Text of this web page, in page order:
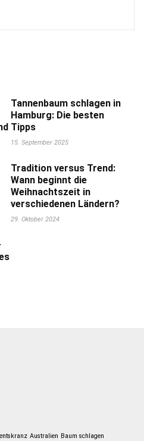
Tannenbaum schlagen in
Hamburg: Die besten
Tipps
15. September 2025
Tradition versus Trend:
Wann beginnt die
Weihnachtszeit in
verschiedenen Ländern?
29. Oktober 2024
Australien Baum schlagen